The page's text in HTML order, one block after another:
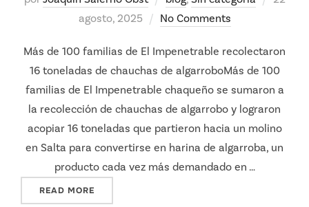
agosto, 2025
No Comments
Más de 100 familias de El Impenetrable recolectaron
16 toneladas de chauchas de algarroboMás de 100
familias de El Impenetrable chaqueño se sumaron a
la recolección de chauchas de algarrobo y lograron
acopiar 16 toneladas que partieron hacia un molino
en Salta para convertirse en harina de algarroba, un
producto cada vez más demandado en …
READ MORE